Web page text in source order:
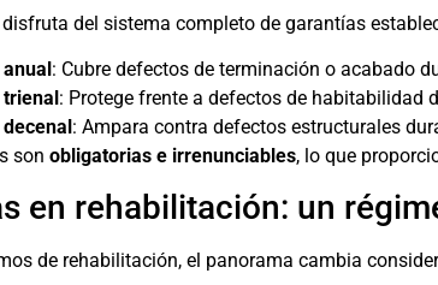
del sistema completo de garantías
: Cubre defectos de terminación o acabado
trienal: Protege frente a defectos de habitabilidad
: Ampara contra defectos estructurales
son obligatorias e irrenunciables, lo que
en rehabilitación: un
de rehabilitación, el panorama cambia